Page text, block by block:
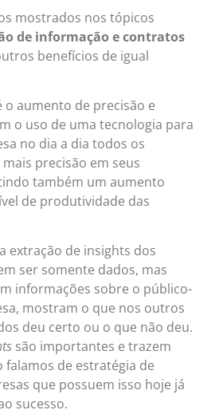
mostrados nos tópicos
de informação e contratos
benefícios de igual
o aumento de precisão e
o uso de uma tecnologia para
no dia a dia todos os
precisão em seus
também um aumento
de produtividade das
extração de insights dos
ser somente dados, mas
informações sobre o público-
mostram o que nos outros
deu certo ou o que não deu.
são importantes e trazem
falamos de estratégia de
que possuem isso hoje já
sucesso.